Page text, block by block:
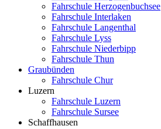
Fahrschule Herzogenbuchsee
Fahrschule Interlaken
Fahrschule Langenthal
Fahrschule Lyss
Fahrschule Niederbipp
Fahrschule Thun
Graubünden
Fahrschule Chur
Luzern
Fahrschule Luzern
Fahrschule Sursee
Schaffhausen